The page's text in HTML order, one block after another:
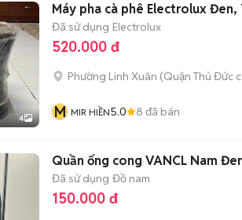
4
Máy pha cà phê Electrolux Đen,
Đã sử dụng Electrolux
520.000 đ
Phường Linh Xuân (Quận Thủ Đức
M MIR HIỀN5.0 8 đã bán
Quần ống cong VANCL Nam
Đã sử dụng Đồ nam
150.000 đ